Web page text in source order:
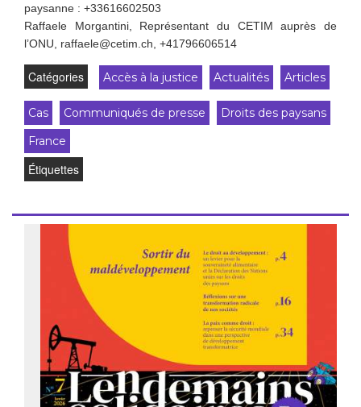
paysanne : +33616602503
Raffaele Morgantini, Représentant du CETIM auprès de
l’ONU, raffaele@cetim.ch, +41796606514
Catégories Accès à la justice Actualités Articles
Cas Communiqués de presse
Droits des paysans
France
Étiquettes